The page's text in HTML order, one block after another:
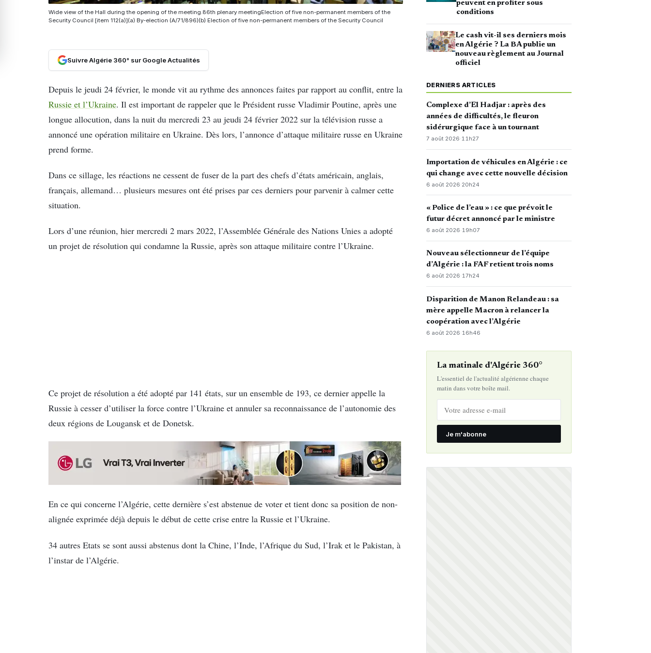
Wide view of the Hall during the opening of the meeting.86th plenary meetingElection of five non-permanent members of the
Security Council [item 112(a)](a) By-election (A/71/896)(b) Election of five non-permanent members of the Security Council
Suivre Algérie 360° sur Google Actualités
Depuis le jeudi 24 février, le monde vit au rythme des annonces faites par rapport au conflit, entre la
Russie et l’Ukraine. Il est important de rappeler que le Président russe Vladimir Poutine, après une
longue allocution, dans la nuit du mercredi 23 au jeudi 24 février 2022 sur la télévision russe a
annoncé une opération militaire en Ukraine. Dès lors, l’annonce d’attaque militaire russe en Ukraine
prend forme.
Dans ce sillage, les réactions ne cessent de fuser de la part des chefs d’états américain, anglais,
français, allemand… plusieurs mesures ont été prises par ces derniers pour parvenir à calmer cette
situation.
Lors d’une réunion, hier mercredi 2 mars 2022, l’Assemblée Générale des Nations Unies a adopté
un projet de résolution qui condamne la Russie, après son attaque militaire contre l’Ukraine.
Ce projet de résolution a été adopté par 141 états, sur un ensemble de 193, ce dernier appelle la
Russie à cesser d’utiliser la force contre l’Ukraine et annuler sa reconnaissance de l’autonomie des
deux régions de Lougansk et de Donetsk.
En ce qui concerne l’Algérie, cette dernière s’est abstenue de voter et tient donc sa position de non-
alignée exprimée déjà depuis le début de cette crise entre la Russie et l’Ukraine.
34 autres Etats se sont aussi abstenus dont la Chine, l’Inde, l’Afrique du Sud, l’Irak et le Pakistan, à
l’instar de l’Algérie.
peuvent en profiter sous
conditions
Le cash vit-il ses derniers mois
en Algérie ? La BA publie un
nouveau règlement au Journal
officiel
DERNIERS ARTICLES
Complexe d’El Hadjar : après des
années de difficultés, le fleuron
sidérurgique face à un tournant
7 août 2026·11h27
Importation de véhicules en Algérie : ce
qui change avec cette nouvelle décision
6 août 2026·20h24
« Police de l’eau » : ce que prévoit le
futur décret annoncé par le ministre
6 août 2026·19h07
Nouveau sélectionneur de l’équipe
d’Algérie : la FAF retient trois noms
6 août 2026·17h24
Disparition de Manon Relandeau : sa
mère appelle Macron à relancer la
coopération avec l’Algérie
6 août 2026· 16h46
La matinale d'Algérie 360°
L'essentiel de l'actualité algérienne chaque
matin dans votre boîte mail.
Je m'abonne